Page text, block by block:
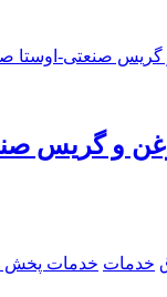
و گریس
خدمات خدمات پخش